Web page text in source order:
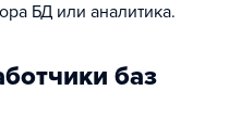
БД или аналитика.
баз